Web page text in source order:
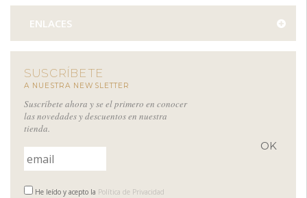
ENLACES
SUSCRÍBETE
A NUESTRA NEWSLETTER
Suscríbete ahora y se el primero en conocer
las novedades y descuentos en nuestra
tienda.
He leído y acepto la Política de Privacidad